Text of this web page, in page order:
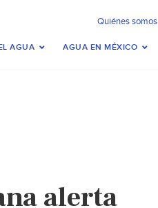
Quiénes somos
AGUA AGUA EN MÉXICO
alerta